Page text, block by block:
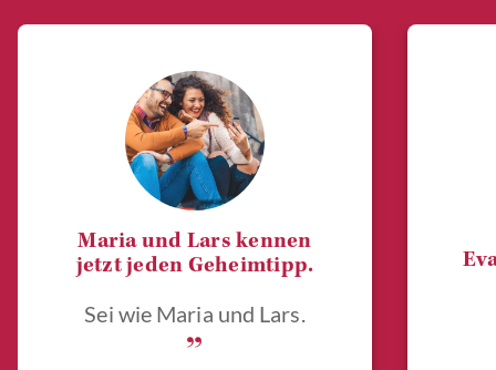
Maria und Lars kennen
jetzt jeden Geheimtipp.
Sei wie Maria und Lars.
„